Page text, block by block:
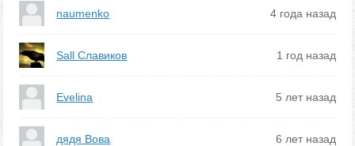
naumenko 4 года назад
Sall Славиков 1 год назад
Evelina 5 лет назад
дядя Вова 6 лет назад